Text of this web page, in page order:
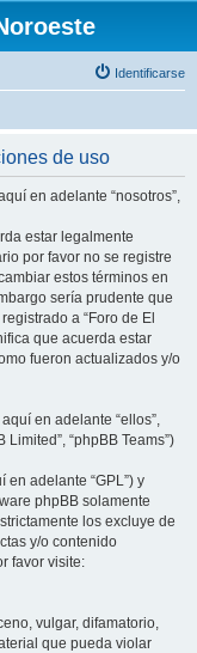
Identificarse
de uso
en adelante “nosotros”,
estar legalmente
por favor no se registre
estos términos en
sería prudente que
a “Foro de El
que acuerda estar
fueron actualizados y/o
en adelante “ellos”,
Limited”, “phpBB Teams”)
en adelante “GPL”) y
phpBB solamente
los excluye de
y/o contenido
favor visite:
vulgar, difamatorio,
que pueda violar